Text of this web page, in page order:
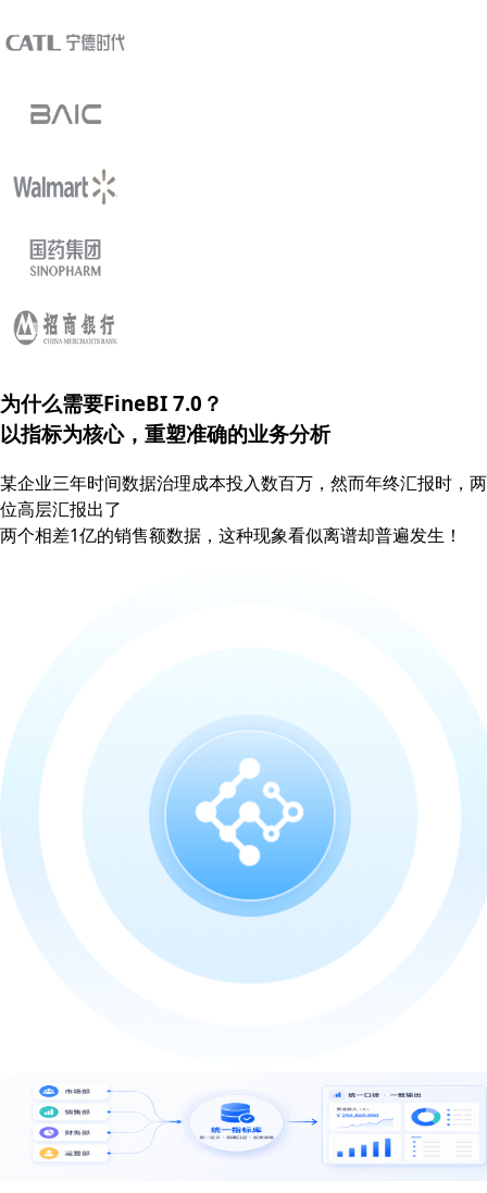
为什么需要FineBI 7.0？
以指标为核心，重塑准确的业务分析
某企业三年时间数据治理成本投入数百万，然而年终汇报时，两
位高层汇报出了
两个相差1亿的销售额数据，这种现象看似离谱却普遍发生！